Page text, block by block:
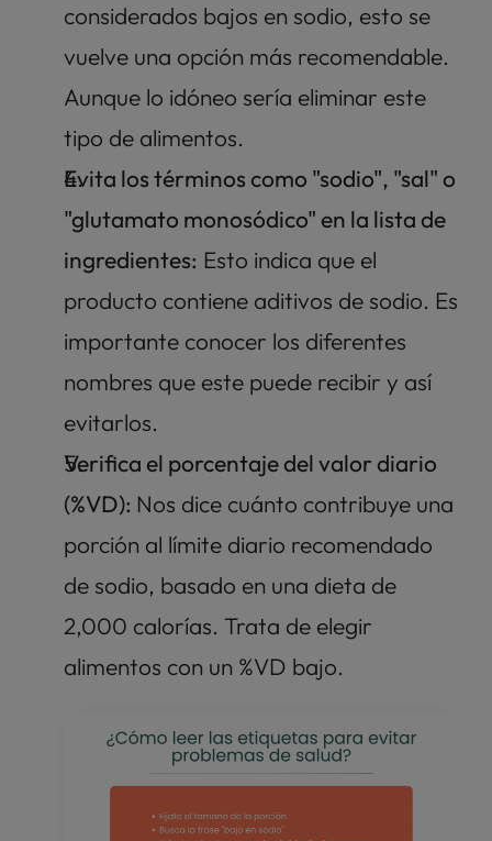
considerados bajos en sodio, esto se
vuelve una opción más recomendable.
Aunque lo idóneo sería eliminar este
tipo de alimentos.
Evita los términos como "sodio", "sal" o
"glutamato monosódico" en la lista de
ingredientes: Esto indica que el
producto contiene aditivos de sodio. Es
importante conocer los diferentes
nombres que este puede recibir y así
evitarlos.
Verifica el porcentaje del valor diario
(%VD): Nos dice cuánto contribuye una
porción al límite diario recomendado
de sodio, basado en una dieta de
2,000 calorías. Trata de elegir
alimentos con un %VD bajo.